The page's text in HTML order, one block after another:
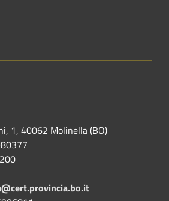
1, 40062 Molinella (BO)